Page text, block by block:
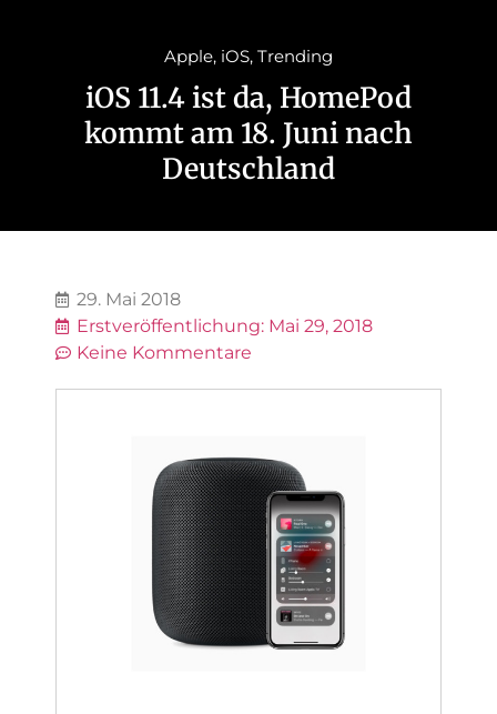
Apple, iOS, Trending
iOS 11.4 ist da, HomePod
kommt am 18. Juni nach
Deutschland
29. Mai 2018
Erstveröffentlichung: Mai 29, 2018
Keine Kommentare